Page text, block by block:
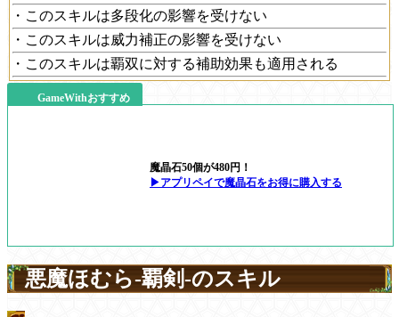
・このスキルは多段化の影響を受けない
・このスキルは威力補正の影響を受けない
・このスキルは覇双に対する補助効果も適用される
GameWithおすすめ
魔晶石50個が480円！
▶アプリペイで魔晶石をお得に購入する
悪魔ほむら-覇剣-のスキル